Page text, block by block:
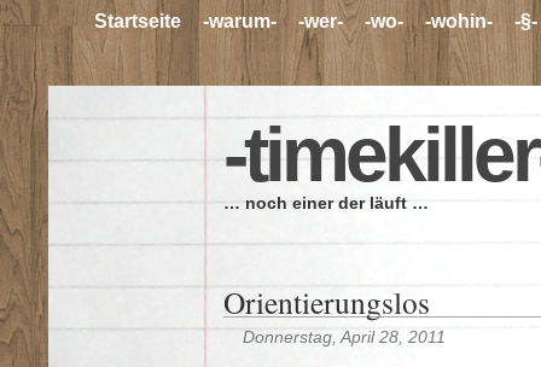
Startseite -warum- -wer- -wo- -wohin- -§-
-
… noch einer der läuft …
Orientierungslos
Donnerstag, April 28, 2011